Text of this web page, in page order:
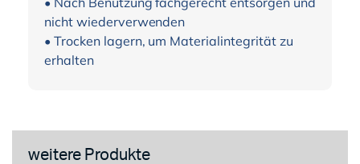
nicht wiederverwenden
• Trocken lagern, um Materialintegrität zu
erhalten
weitere Produkte